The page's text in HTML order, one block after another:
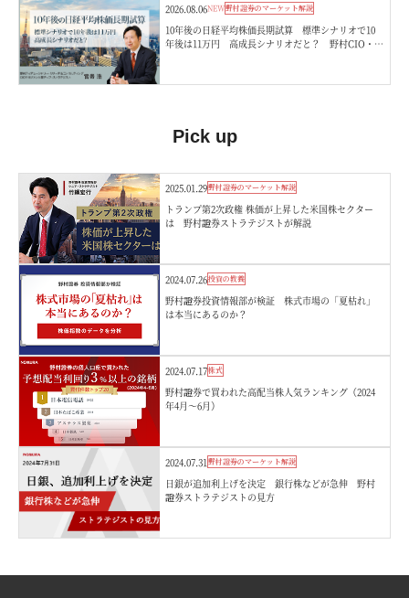
2026.08.06NEW野村證券のマーケット解説
10年後の日経平均株価長期試算 標準シナリオで10
年後は11万円 高成長シナリオだと？ 野村CIO・宮
Pick up
2025.01.29野村證券のマーケット解説
トランプ第2次政権 株価が上昇した米国株セクター
は 野村證券ストラテジストが解説
2024.07.26投資の教養
野村證券投資情報部が検証 株式市場の「夏枯れ」
は本当にあるのか？
2024.07.17株式
野村證券で買われた高配当株人気ランキング（2024
年4月～6月）
2024.07.31 野村證券のマーケット解説
日銀が追加利上げを決定 銀行株などが急伸 野村
證券ストラテジストの見方